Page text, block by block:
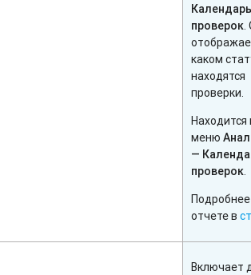
проверок.
каком
находятся
проверки.
Находится
меню
— К
проверок.
отчете в
Включает